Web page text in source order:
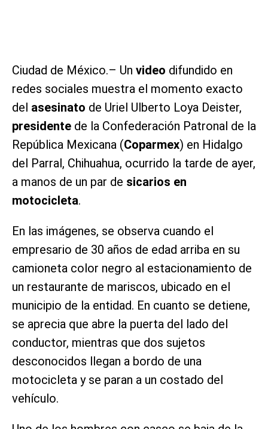
Ciudad de México.– Un video difundido en
redes sociales muestra el momento exacto
del asesinato de Uriel Ulberto Loya Deister,
presidente de la Confederación Patronal de la
República Mexicana (Coparmex) en Hidalgo
del Parral, Chihuahua, ocurrido la tarde de ayer,
a manos de un par de sicarios en
motocicleta.
En las imágenes, se observa cuando el
empresario de 30 años de edad arriba en su
camioneta color negro al estacionamiento de
un restaurante de mariscos, ubicado en el
municipio de la entidad. En cuanto se detiene,
se aprecia que abre la puerta del lado del
conductor, mientras que dos sujetos
desconocidos llegan a bordo de una
motocicleta y se paran a un costado del
vehículo.